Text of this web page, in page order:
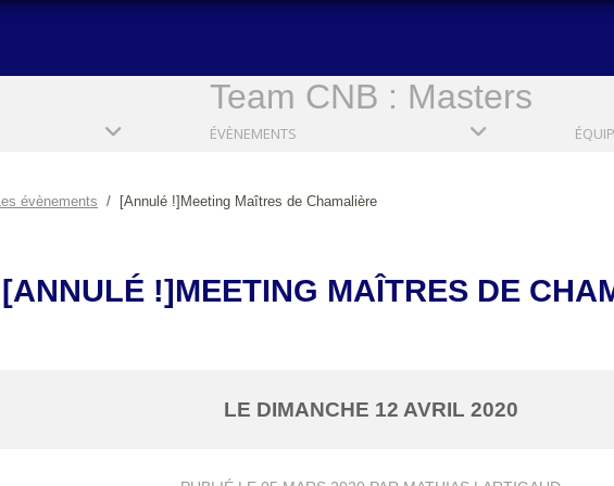
Team CNB : Masters
ÉVÈNEMENTS
Les évènements [Annulé !]Meeting Maîtres de Chamalière
[ANNULÉ !]MEETING MAÎTRES DE
LE DIMANCHE 12 AVRIL 2020